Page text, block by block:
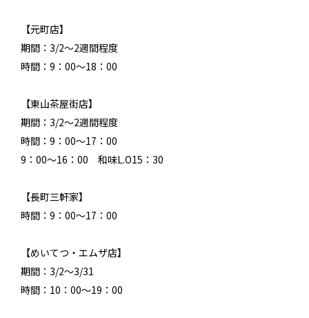
【元町店】
期間：3/2～2週間程度
時間：9：00～18：00
【東山茶屋街店】
期間：3/2～2週間程度
時間：9：00～17：00
9：00～16：00 和味L.O15：30
【長町三軒家】
時間：9：00～17：00
【めいてつ・エムザ店】
期間：3/2～3/31
時間：10：00～19：00